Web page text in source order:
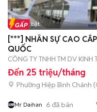
Tin nổi bật
[***] NHÂN SỰ CAO
QUỐC
CÔNG TY TNHH TM DV KINH
Đến 25 triệu/tháng
Phường Hiệp Bình Chánh
Mr Daihan 6 đã bán